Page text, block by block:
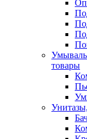
товары